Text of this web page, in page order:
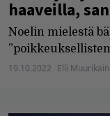
haaveilla,
Noelin mielestä
19.10.2022 Elli